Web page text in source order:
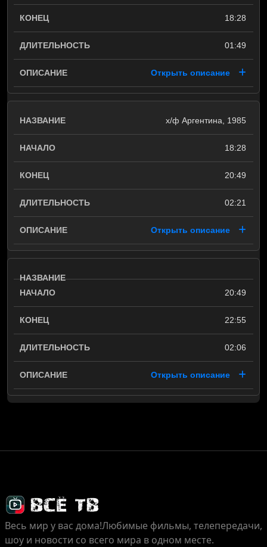
18:28
01:49
Открыть описание
х/ф Аргентина, 1985
18:28
20:49
02:21
Открыть описание
20:49
22:55
02:06
Открыть описание
Весь мир у вас дома!Любимые фильмы, телепередачи,
шоу и новости со всего мира в одном месте.